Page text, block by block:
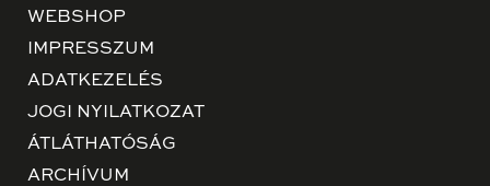
WEBSHOP
IMPRESSZUM
ADATKEZELÉS
JOGI NYILATKOZAT
ÁTLÁTHATÓSÁG
ARCHÍVUM